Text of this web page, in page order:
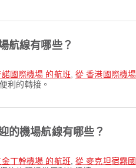
航線有哪些？
諾國際機場 的航班 ,從 香港國際機
利的轉接。
的機場航線有哪些？
金丁幹機場 的航班 ,從 麥克坦宿霧